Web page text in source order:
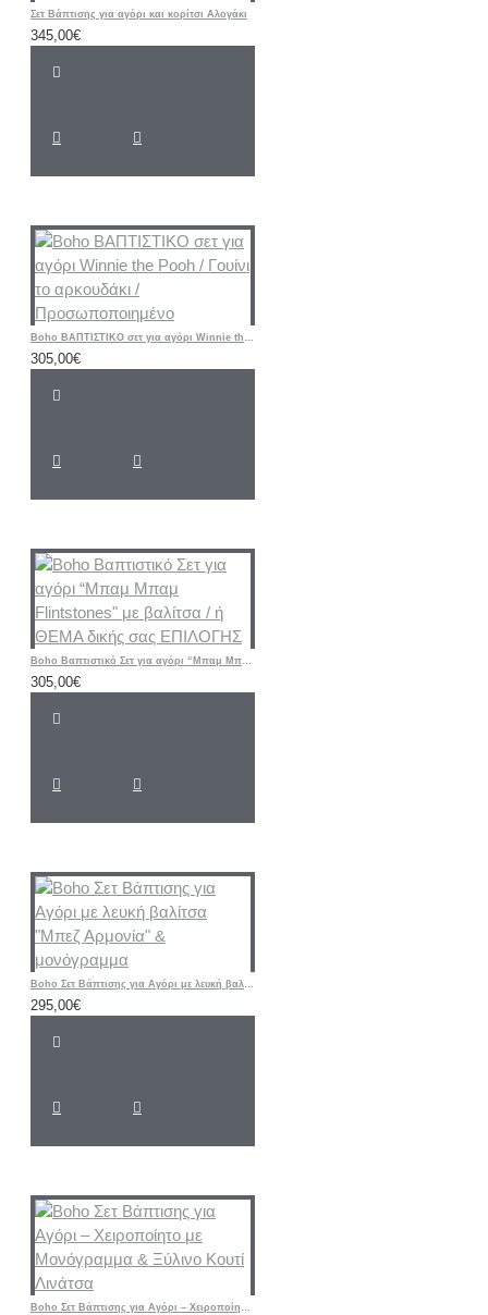
Σετ Βάπτισης για αγόρι και κορίτσι Αλογάκι
345,00€
Boho ΒΑΠΤΙΣΤΙΚΟ σετ για αγόρι Winnie the Pooh / Γουίνι το αρκουδάκι / Προσωποποιημένο
305,00€
Boho Βαπτιστικό Σετ για αγόρι “Μπαμ Μπαμ Flintstones" με βαλίτσα / ή ΘΕΜΑ δικής σας ΕΠΙΛΟΓΗΣ
305,00€
Boho Σετ Βάπτισης για Αγόρι με λευκή βαλίτσα "Μπεζ Αρμονία" & μονόγραμμα
295,00€
Boho Σετ Βάπτισης για Αγόρι – Χειροποίητο με Μονόγραμμα & Ξύλινο Κουτί Λινάτσα